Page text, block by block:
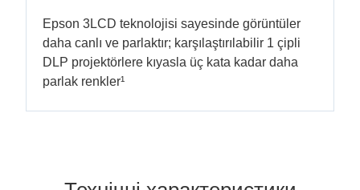
Epson 3LCD teknolojisi sayesinde görüntüler
daha canlı ve parlaktır; karşılaştırılabilir 1 çipli
DLP projektörlere kıyasla üç kata kadar daha
parlak renkler¹